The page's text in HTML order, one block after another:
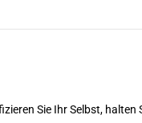
Sie Ihr Selbst,